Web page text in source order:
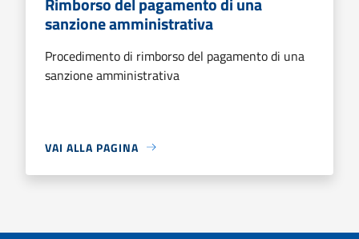
sanzione amministrativa
Procedimento di rimborso del pagamento di una
sanzione amministrativa
VAI ALLA PAGINA